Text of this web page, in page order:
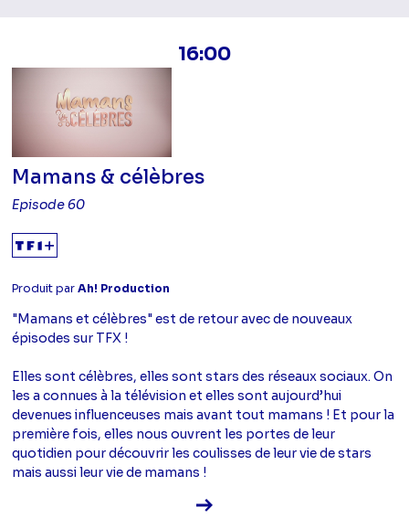
16:00
Mamans & célèbres
Episode 60
Produit parAh! Production
"Mamans et célèbres" est de retour avec de nouveaux
épisodes sur TFX !
Elles sont célèbres, elles sont stars des réseaux sociaux. On
les a connues à la télévision et elles sont aujourd’hui
devenues influenceuses mais avant tout mamans ! Et pour la
première fois, elles nous ouvrent les portes de leur
quotidien pour découvrir les coulisses de leur vie de stars
mais aussi leur vie de mamans !
Voir la fiche diffusion